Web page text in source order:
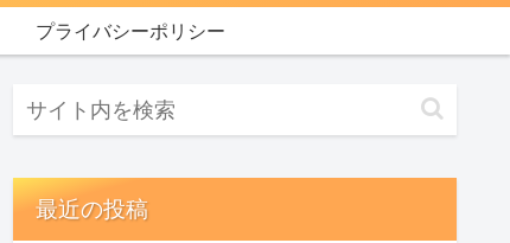
プライバシーポリシー
最近の投稿